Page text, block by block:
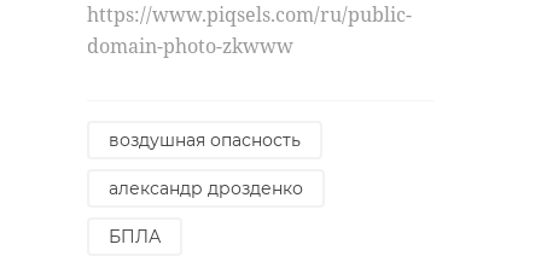
https://www.piqsels.com/ru/public-
domain-photo-zkwww
воздушная опасность
александр дрозденко
БПЛА